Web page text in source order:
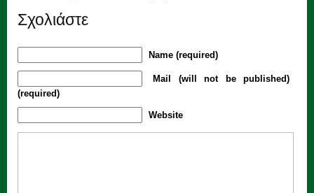
Σχολιάστε
Name (required)
Mail (will not be published)
(required)
Website